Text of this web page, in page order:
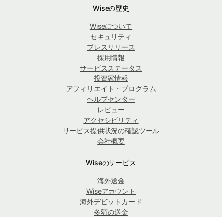
Wiseの歴史
Wiseについて
セキュリティ
プレスリリース
採用情報
サービスステータス
投資家情報
アフィリエイト・プログラム
ヘルプセンター
レビュー
アクセシビリティ
サービス提供状況の確認ツール
会社概要
Wiseのサービス
海外送金
Wiseアカウント
海外デビットカード
多額の送金